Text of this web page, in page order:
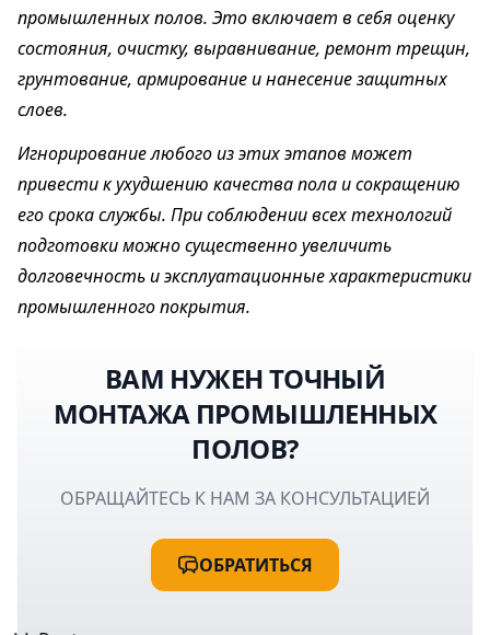
промышленных полов. Это включает в себя оценку
состояния, очистку, выравнивание, ремонт трещин,
грунтование, армирование и нанесение защитных
слоев.
Игнорирование любого из этих этапов может
привести к ухудшению качества пола и сокращению
его срока службы. При соблюдении всех технологий
подготовки можно существенно увеличить
долговечность и эксплуатационные характеристики
промышленного покрытия.
ВАМ НУЖЕН ТОЧНЫЙ
МОНТАЖА ПРОМЫШЛЕННЫХ
ПОЛОВ?
ОБРАЩАЙТЕСЬ К НАМ ЗА КОНСУЛЬТАЦИЕЙ
ОБРАТИТЬСЯ